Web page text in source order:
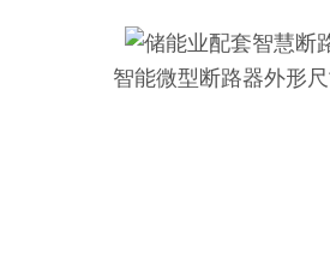
智能微型断路器外形